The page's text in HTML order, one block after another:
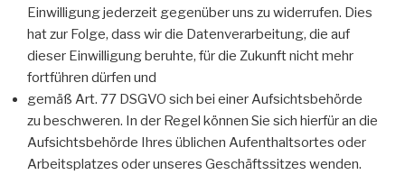
Einwilligung jederzeit gegenüber uns zu widerrufen. Dies
hat zur Folge, dass wir die Datenverarbeitung, die auf
dieser Einwilligung beruhte, für die Zukunft nicht mehr
fortführen dürfen und
gemäß Art. 77 DSGVO sich bei einer Aufsichtsbehörde
zu beschweren. In der Regel können Sie sich hierfür an die
Aufsichtsbehörde Ihres üblichen Aufenthaltsortes oder
Arbeitsplatzes oder unseres Geschäftssitzes wenden.